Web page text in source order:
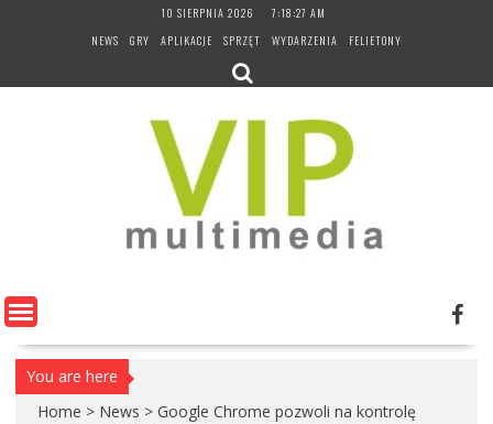
10 SIERPNIA 2026
7:18:28 AM
NEWS
GRY APLIKACJE SPRZĘT WYDARZENIA FELIETONY
You are here
Home > News > Google Chrome pozwoli na kontrolę